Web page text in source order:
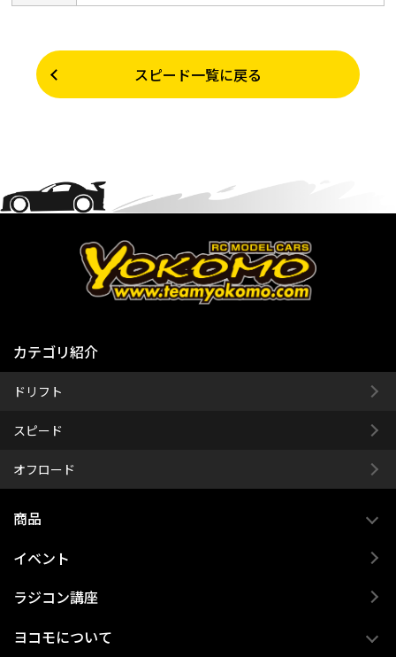
スピード一覧に戻る
カテゴリ紹介
ドリフト
スピード
オフロード
商品
イベント
ラジコン講座
ヨコモについて